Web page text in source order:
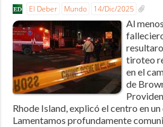
El Deber Mundo 14/Dic/2025
Al
tiroteo
en el
de
Rhode Island, explicó el centro en
Lamentamos profundamente